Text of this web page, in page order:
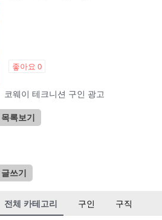
좋아요 0
코웨이 테크니션 구인 광고
목록보기
글쓰기
전체 카테고리 구인 구직